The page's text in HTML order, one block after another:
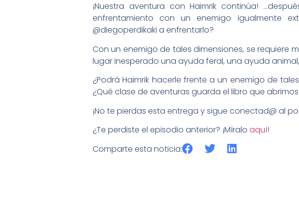
¡Nuestra aventura con Haimrik continúa!
enfrentamiento con un enemigo igualmente
@diegoperdikaki a enfrentarlo?
Con un enemigo de tales dimensiones, se requiere
lugar inesperado una ayuda feral, una ayuda
¿Podrá Haimrik hacerle frente a un enemigo de
¿Qué clase de aventuras guarda el libro que
¡No te pierdas esta entrega y sigue conectad@ al
¿Te perdiste el episodio anterior? ¡Míralo aquí!
Comparte esta noticia: